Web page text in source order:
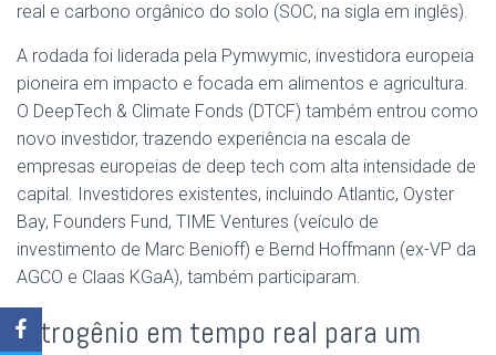
real e carbono orgânico do solo (SOC, na sigla em inglês).
A rodada foi liderada pela Pymwymic, investidora europeia
pioneira em impacto e focada em alimentos e agricultura.
O DeepTech & Climate Fonds (DTCF) também entrou como
novo investidor, trazendo experiência na escala de
empresas europeias de deep tech com alta intensidade de
capital. Investidores existentes, incluindo Atlantic, Oyster
Bay, Founders Fund, TIME Ventures (veículo de
investimento de Marc Benioff) e Bernd Hoffmann (ex-VP da
AGCO e Claas KGaA), também participaram.
Nitrogênio em tempo real para um